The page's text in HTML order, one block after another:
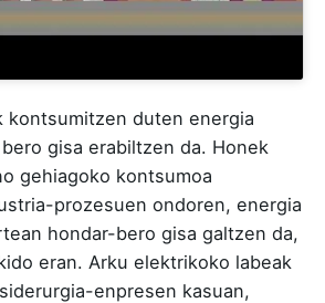
kontsumitzen duten energia
gisa erabiltzen da. Honek
gehiagoko kontsumoa
prozesuen ondoren, energia
hondar-bero gisa galtzen da,
eran. Arku elektrikoko labeak
enpresen kasuan,